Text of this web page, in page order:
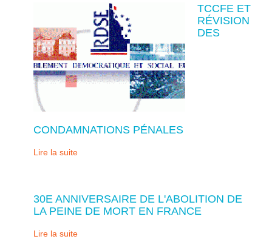
TCCFE ET
RÉVISION
DES
CONDAMNATIONS PÉNALES
Lire la suite
30E ANNIVERSAIRE DE L'ABOLITION DE
LA PEINE DE MORT EN FRANCE
Lire la suite